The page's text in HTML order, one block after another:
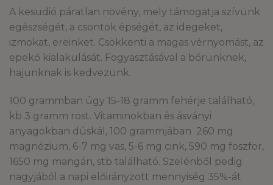
A kesudió páratlan növény, mely támogatja szívünk
egészségét, a csontok épségét, az idegeket,
izmokat, ereinket. Csökkenti a magas vérnyomást, az
epekő kialakulását. Fogyasztásával a bőrünknek,
hajunknak is kedvezünk.
100 grammban úgy 15-18 gramm fehérje található,
kb 3 gramm rost. Vitaminokban és ásványi
anyagokban dúskál, 100 grammjában 260 mg
magnézium, 6-7 mg vas, 5-6 mg cink, 590 mg foszfor,
1650 mg mangán, stb található. Szelénből pedig
nagyjából a napi előirányzott mennyiség 35%-át